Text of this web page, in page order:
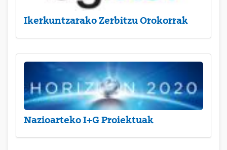
Ikerkuntzarako Zerbitzu Orokorrak
Nazioarteko I+G Proiektuak